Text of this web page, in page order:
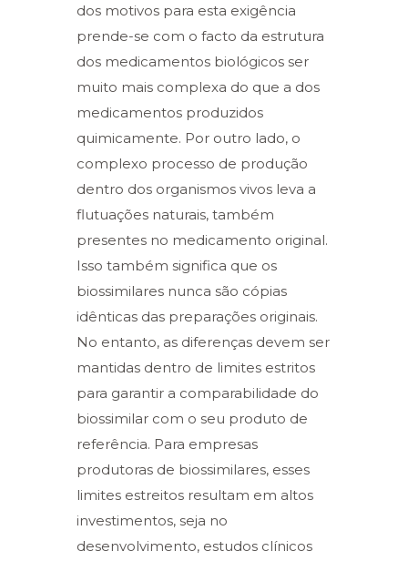
dos motivos para esta exigência
prende-se com o facto da estrutura
dos medicamentos biológicos ser
muito mais complexa do que a dos
medicamentos produzidos
quimicamente. Por outro lado, o
complexo processo de produção
dentro dos organismos vivos leva a
flutuações naturais, também
presentes no medicamento original.
Isso também significa que os
biossimilares nunca são cópias
idênticas das preparações originais.
No entanto, as diferenças devem ser
mantidas dentro de limites estritos
para garantir a comparabilidade do
biossimilar com o seu produto de
referência. Para empresas
produtoras de biossimilares, esses
limites estreitos resultam em altos
investimentos, seja no
desenvolvimento, estudos clínicos